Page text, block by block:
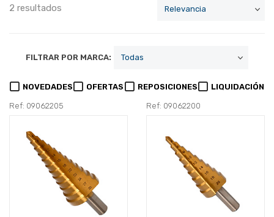
2 resultados
FILTRAR POR MARCA:
NOVEDADES OFERTAS REPOSICIONES LIQUIDACIÓN
Ref: 09062205 Ref: 09062200